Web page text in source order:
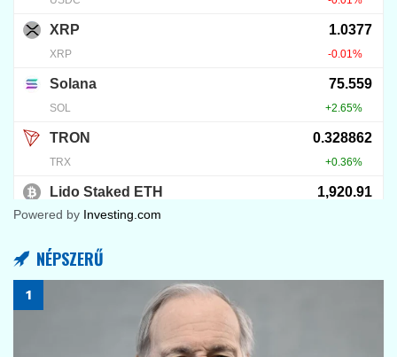
Powered by Investing.com
NÉPSZERŰ